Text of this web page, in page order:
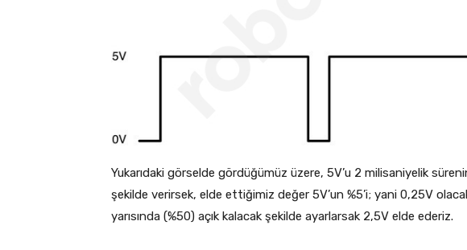
Yukarıdaki görselde gördüğümüz üzere, 5V’u 2 milisaniyelik
şekilde verirsek, elde ettiğimiz değer 5V’un %5’i; yani 0,25V
yarısında (%50) açık kalacak şekilde ayarlarsak 2,5V elde ederiz.